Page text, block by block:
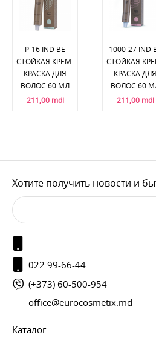
P-16 IND BE
СТОЙКАЯ КРЕМ-
КРАСКА ДЛЯ
ВОЛОС 60 МЛ
211,00 mdl
1000-27 IND
СТОЙКАЯ
КРАСКА ДЛЯ
ВОЛОС 60
211,00 mdl
Хотите получить новости и
022 99-66-44
(+373) 60-500-954
office@eurocosmetix.md
Каталог